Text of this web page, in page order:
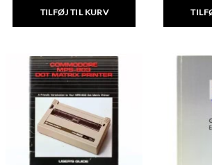
TILFØJ TIL KURV